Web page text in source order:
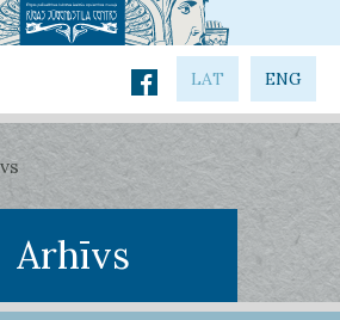
LAT ENG
Arhīvs